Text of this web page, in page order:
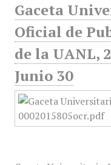
Gaceta
Oficial de
de la UANL,
Junio 30